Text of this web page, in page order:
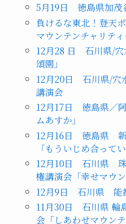
5月19日 徳島県加茂
負けるな東北！登天
マウンテンチャリテ
12月28 日 石川県/穴
頌園」
12月20日 石川県/穴
講演会
12月17日 徳島県／
ムあすか」
12月16日 徳島県 新
「もういじめ合って
12月10日 石川県 珠
権講演会「幸せマウ
12月9日 石川県 能
11月30日 石川県 輪
会「しあわせマウンテ